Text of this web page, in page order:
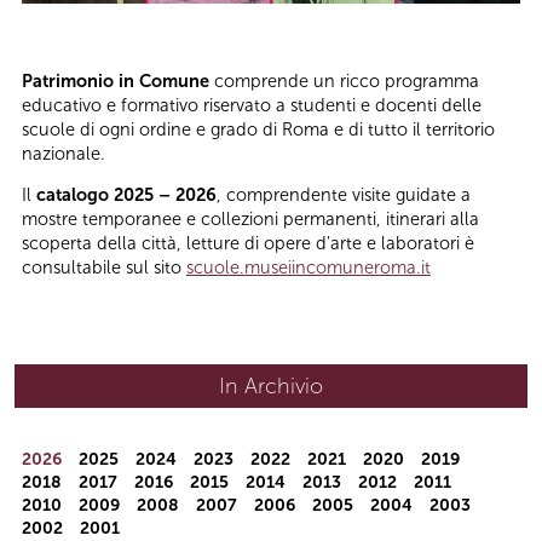
Patrimonio in Comune comprende un ricco programma
educativo e formativo riservato a studenti e docenti delle
scuole di ogni ordine e grado di Roma e di tutto il territorio
nazionale.
Il catalogo 2025 – 2026, comprendente visite guidate a
mostre temporanee e collezioni permanenti, itinerari alla
scoperta della città, letture di opere d'arte e laboratori è
consultabile sul sito scuole.museiincomuneroma.it
In Archivio
Year
2026 2025 2024 2023 2022 2021 2020
2019
2018
2017 2016 2015 2014 2013 2012
2011
2010
2009 2008 2007 2006 2005 2004
2003
2002
2001